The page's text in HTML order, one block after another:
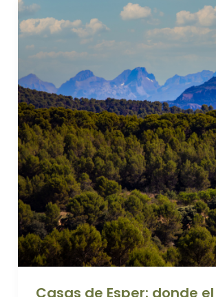
Casas de Esper: donde